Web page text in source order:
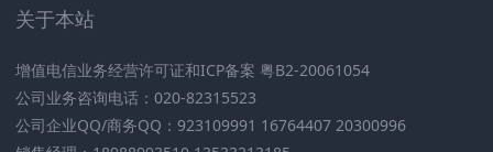
关于本站
增值电信业务经营许可证和ICP备案 粤B2-20061054
公司业务咨询电话：020-82315523
公司企业QQ/商务QQ：923109991 16764407 20300996